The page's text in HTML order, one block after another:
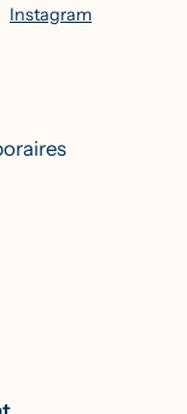
Instagram